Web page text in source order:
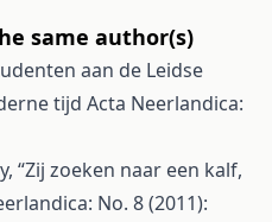
same author(s)
aan de Leidse
tijd Acta Neerlandica:
“Zij zoeken naar een kalf,
No. 8 (2011):